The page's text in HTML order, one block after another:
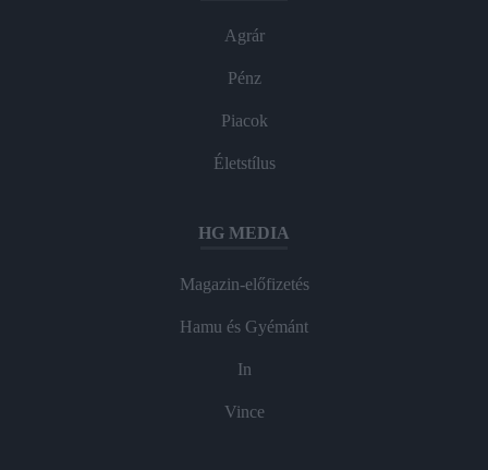
Agrár
Pénz
Piacok
Életstílus
HG MEDIA
Magazin-előfizetés
Hamu és Gyémánt
In
Vince